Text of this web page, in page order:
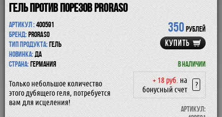
КОСМЕТИЧКИ
АКСЕССУАРЫ
МАНИКЮРНЫЕ ИНСТРУМЕНТЫ
СКИДКА
Гель против порезов Proraso
350 рублей
КУПИТЬ
В наличии
+ 18 руб. на
бонусный счет
?
Артикул:
Артикул :400591
Бренд:Proraso
Тип продукта:гель
Новинка:да
Страна:Германия
Только небольшое количество
этого дубящего геля, потребуется
вам для исцеления!